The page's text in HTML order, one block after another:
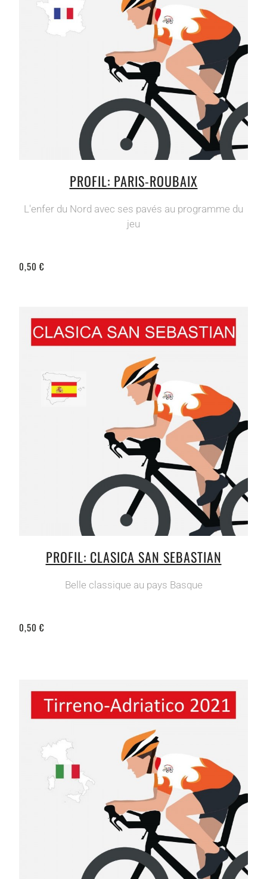
PROFIL: PARIS-ROUBAIX
L'enfer du Nord avec ses pavés au programme du
jeu
0,50 €
PROFIL: CLASICA SAN SEBASTIAN
Belle classique au pays Basque
0,50 €